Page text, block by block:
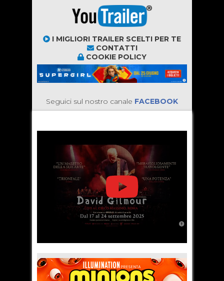
I MIGLIORI TRAILER SCELTI PER TE
CONTATTI
COOKIE POLICY
Seguici sul nostro canale FACEBOOK